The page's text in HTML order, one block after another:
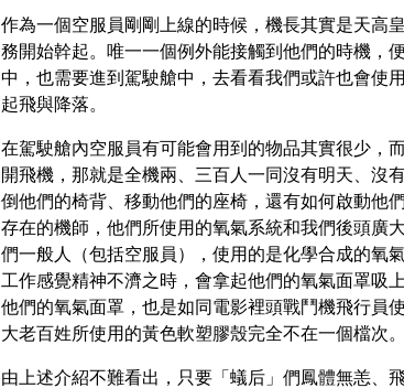
作為一個空服員剛剛上線的時候，機長其實是天高
務開始幹起。唯一一個例外能接觸到他們的時機，
中，也需要進到駕駛艙中，去看看我們或許也會使
起飛與降落。
在駕駛艙內空服員有可能會用到的物品其實很少，
開飛機，那就是全機兩、三百人一同沒有明天、沒
倒他們的椅背、移動他們的座椅，還有如何啟動他
存在的機師，他們所使用的氧氣系統和我們後頭廣
們一般人（包括空服員），使用的是化學合成的氧
工作感覺精神不濟之時，會拿起他們的氧氣面罩吸
他們的氧氣面罩，也是如同電影裡頭戰鬥機飛行員
大老百姓所使用的黃色軟塑膠殼完全不在一個檔次。
由上述介紹不難看出，只要「蟻后」們鳳體無恙、